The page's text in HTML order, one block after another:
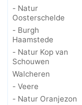
- Natur
Oosterschelde
- Burgh
Haamstede
- Natur Kop van
Schouwen
Walcheren
- Veere
- Natur Oranjezon